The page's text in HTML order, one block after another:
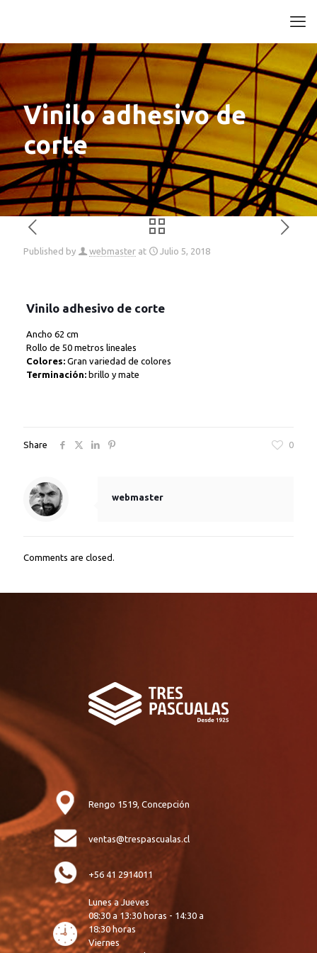
Vinilo adhesivo de
corte
Published by webmaster at Julio 5, 2018
Vinilo adhesivo de corte
Ancho 62 cm
Rollo de 50 metros lineales
Colores:Gran variedad de colores
Terminación:brillo y mate
Share 0
webmaster
Comments are closed.
Rengo 1519, Concepción
ventas@trespascualas.cl
+56 41 2914011
Lunes a Jueves
08:30 a 13:30 horas - 14:30 a
18:30 horas
Viernes